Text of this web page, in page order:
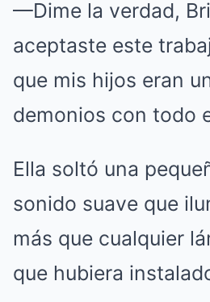
—Dime la verdad,
aceptaste este
que mis hijos eran
demonios con todo
Ella soltó una
sonido suave que
más que cualquier
que hubiera